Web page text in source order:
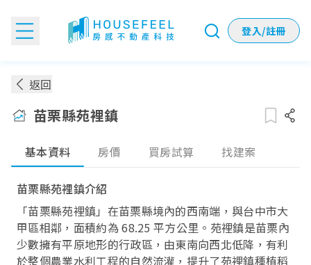
登入/註冊
返回
苗栗縣苑裡鎮
基本資料 房價 買房試算 找建案
苗栗縣苑裡鎮介紹
「苗栗縣苑裡鎮」在苗栗縣境內的西南端，與台中市大
甲區相鄰，面積約為 68.25 平方公里。苑裡鎮是苗栗內
少數擁有平原地形的行政區，由東南向西北低降，有利
於整個農業水利工程的自然流灌，提升了苑裡鎮種植稻